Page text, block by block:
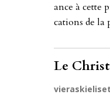
an­ce à cet­te
ca­ti­ons de la
Le